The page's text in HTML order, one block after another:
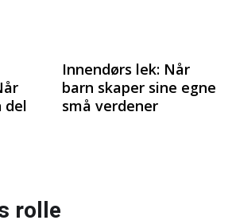
del
Innendørs lek: Når
barn skaper sine egne
små verdener
rolle